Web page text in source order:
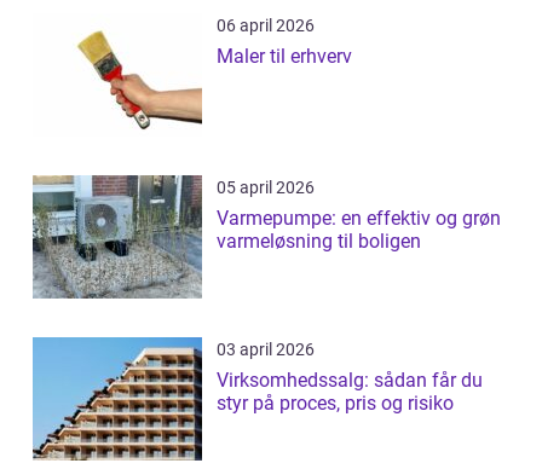
06 april 2026
Maler til erhverv
05 april 2026
Varmepumpe: en effektiv og grøn
varmeløsning til boligen
03 april 2026
Virksomhedssalg: sådan får du
styr på proces, pris og risiko